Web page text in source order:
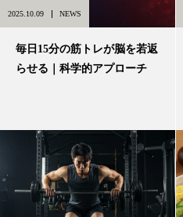
2025.10.09 NEWS
毎日15分の筋トレが脳を若返
らせる｜科学的アプローチ